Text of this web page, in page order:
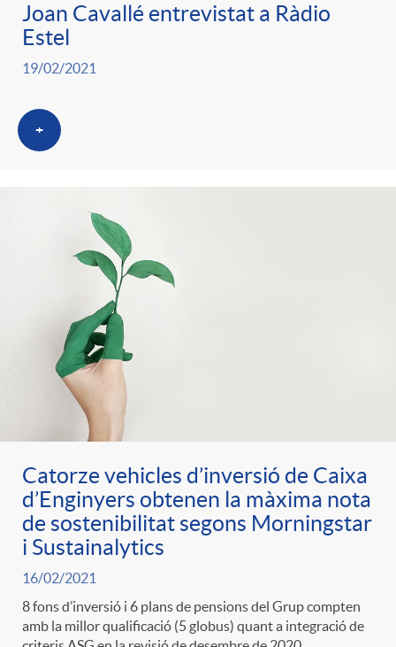
Joan Cavallé entrevistat a Ràdio
Estel
19/02/2021
+
Catorze vehicles d’inversió de Caixa
d’Enginyers obtenen la màxima nota
de sostenibilitat segons Morningstar
i Sustainalytics
16/02/2021
8 fons d’inversió i 6 plans de pensions del Grup compten
amb la millor qualificació (5 globus) quant a integració de